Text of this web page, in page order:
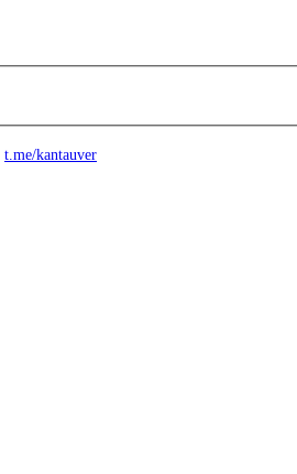
t.me/kantauver